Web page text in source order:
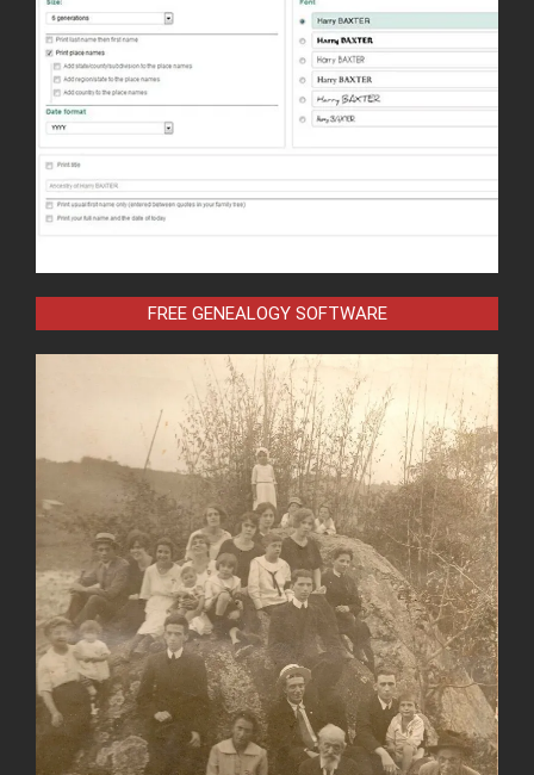
FREE GENEALOGY SOFTWARE